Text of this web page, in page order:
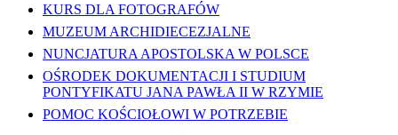
KURS DLA FOTOGRAFÓW
MUZEUM ARCHIDIECEZJALNE
NUNCJATURA APOSTOLSKA W POLSCE
OŚRODEK DOKUMENTACJI I STUDIUM
PONTYFIKATU JANA PAWŁA II W RZYMIE
POMOC KOŚCIOŁOWI W POTRZEBIE